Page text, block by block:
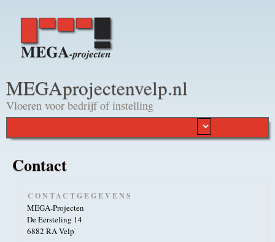
MEGAprojectenvelp.nl
Vloeren voor bedrijf of instelling
Contact
CONTACTGEGEVENS
MEGA-Projecten
De Eersteling 14
6882 RAVelp